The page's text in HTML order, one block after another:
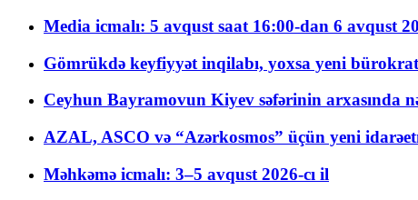
Media icmalı: 5 avqust saat 16:00-dan 6 avqust
Gömrükdə keyfiyyət inqilabı, yoxsa yeni
Ceyhun Bayramovun Kiyev səfərinin arxasında
AZAL, ASCO və “Azərkosmos” üçün yeni
Məhkəmə icmalı: 3–5 avqust 2026-cı il